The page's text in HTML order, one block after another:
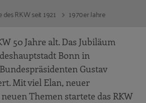
des RKW seit 1921 1970er Jahre
50 Jahre alt. Das Jubiläum
Bonn in
Gustav
Mit viel Elan, neuer
Themen startete das RKW